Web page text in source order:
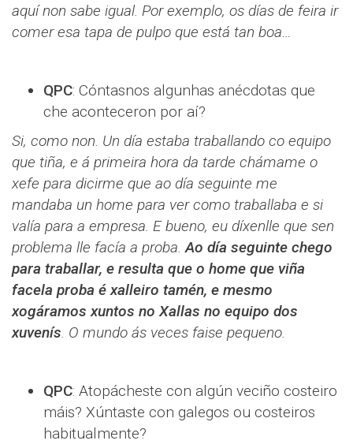
aquí non sabe igual. Por exemplo, os días de feira ir
comer esa tapa de pulpo que está tan boa…
QPC: Cóntasnos algunhas anécdotas que
che aconteceron por aí?
Si, como non. Un día estaba traballando co equipo
que tiña, e á primeira hora da tarde chámame o
xefe para dicirme que ao día seguinte me
mandaba un home para ver como traballaba e si
valía para a empresa. E bueno, eu díxenlle que sen
problema lle facía a proba.Ao día seguinte chego
para traballar, e resulta que o home que viña
facela proba é xalleiro tamén, e mesmo
xogáramos xuntos no Xallas no equipo dos
xuvenís. O mundo ás veces faise pequeno.
QPC: Atopácheste con algún veciño costeiro
máis? Xúntaste con galegos ou costeiros
habitualmente?